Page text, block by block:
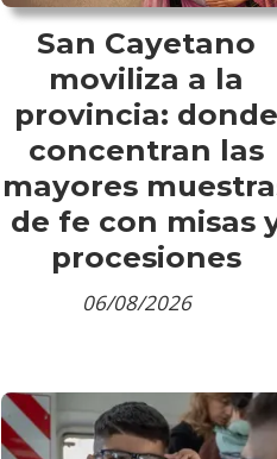
San Cayetano
moviliza a la
provincia: donde
concentran las
mayores
de fe con misas
procesiones
06/08/2026